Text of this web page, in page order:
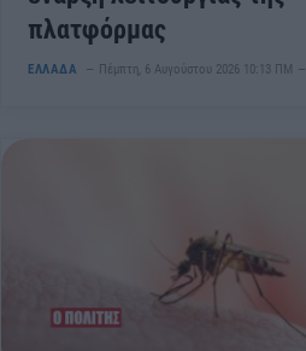
πλατφόρμας
ΕΛΛΑΔΑ Πέμπτη, 6 Αυγούστου 2026 10:13 ΠΜ